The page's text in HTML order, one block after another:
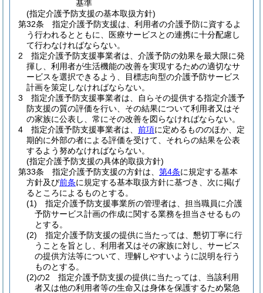
基準
(指定介護予防支援の基本取扱方針)
第32条
指定介護予防支援は、利用者の介護予防に資するよ
う行われるとともに、医療サービスとの連携に十分配慮し
て行わなければならない。
2
指定介護予防支援事業者は、介護予防の効果を最大限に発
揮し、利用者が生活機能の改善を実現するための適切なサ
ービスを選択できるよう、目標志向型の介護予防サービス
計画を策定しなければならない。
3
指定介護予防支援事業者は、自らその提供する指定介護予
防支援の質の評価を行い、その結果について利用者又はそ
の家族に公表し、常にその改善を図らなければならない。
4
指定介護予防支援事業者は、 前項に定めるもののほか、定
期的に外部の者による評価を受けて、それらの結果を公表
するよう努めなければならない。
(指定介護予防支援の具体的取扱方針)
第33条
指定介護予防支援の方針は、 第4条に規定する基本
方針及び前条に規定する基本取扱方針に基づき、次に掲げ
るところによるものとする。
(1)
指定介護予防支援事業所の管理者は、担当職員に介護
予防サービス計画の作成に関する業務を担当させるもの
とする。
(2)
指定介護予防支援の提供に当たっては、懇切丁寧に行
うことを旨とし、利用者又はその家族に対し、サービス
の提供方法等について、理解しやすいように説明を行う
ものとする。
(2)の2
指定介護予防支援の提供に当たっては、当該利用
者又は他の利用者等の生命又は身体を保護するため緊急